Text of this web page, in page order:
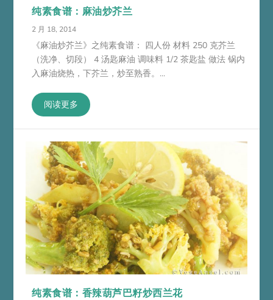
纯素食谱：麻油炒芥兰
2 月 18, 2014
《麻油炒芥兰》之纯素食谱： 四人份 材料 250 克芥兰
（洗净、切段） 4 汤匙麻油 调味料 1/2 茶匙盐 做法 锅内
入麻油烧热，下芥兰，炒至熟香。...
阅读更多
纯素食谱：香辣葫芦巴籽炒西兰花